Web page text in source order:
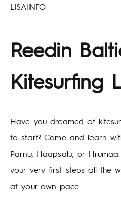
LISAINFO
Reedin
Kitesurfing
Have you dreamed of
to start? Come and learn
Pärnu, Haapsalu, or
your very first steps all the
at your own pace.